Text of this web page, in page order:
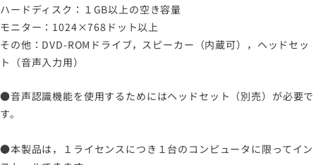
ハードディスク：１GB以上の空き容量
モニター：1024×768ドット以上
その他：DVD-ROMドライブ，スピーカー（内蔵可），ヘッドセッ
ト（音声入力用）
●音声認識機能を使用するためにはヘッドセット（別売）が必要で
す。
●本製品は，１ライセンスにつき１台のコンピュータに限ってイン